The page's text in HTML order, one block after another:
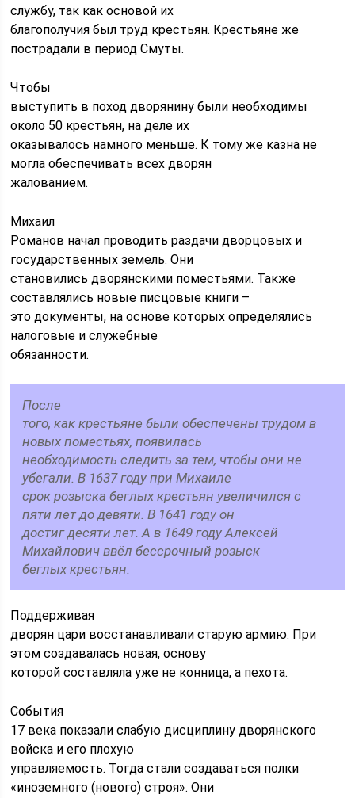
службу, так как основой их
благополучия был труд крестьян. Крестьяне же
пострадали в период Смуты.
Чтобы
выступить в поход дворянину были необходимы
около 50 крестьян, на деле их
оказывалось намного меньше. К тому же казна не
могла обеспечивать всех дворян
жалованием.
Михаил
Романов начал проводить раздачи дворцовых и
государственных земель. Они
становились дворянскими поместьями. Также
составлялись новые писцовые книги –
это документы, на основе которых определялись
налоговые и служебные
обязанности.
После
того, как крестьяне были обеспечены трудом в
новых поместьях, появилась
необходимость следить за тем, чтобы они не
убегали. В 1637 году при Михаиле
срок розыска беглых крестьян увеличился с
пяти лет до девяти. В 1641 году он
достиг десяти лет. А в 1649 году Алексей
Михайлович ввёл бессрочный розыск
беглых крестьян.
Поддерживая
дворян цари восстанавливали старую армию. При
этом создавалась новая, основу
которой составляла уже не конница, а пехота.
События
17 века показали слабую дисциплину дворянского
войска и его плохую
управляемость. Тогда стали создаваться полки
«иноземного (нового) строя». Они